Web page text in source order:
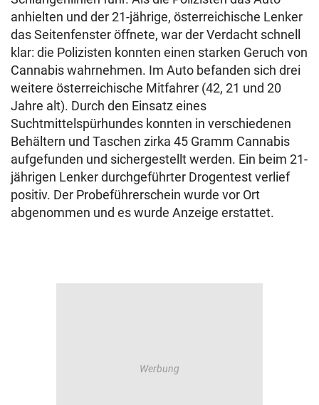
anhielten und der 21-jährige, österreichische Lenker
das Seitenfenster öffnete, war der Verdacht schnell
klar: die Polizisten konnten einen starken Geruch von
Cannabis wahrnehmen. Im Auto befanden sich drei
weitere österreichische Mitfahrer (42, 21 und 20
Jahre alt). Durch den Einsatz eines
Suchtmittelspürhundes konnten in verschiedenen
Behältern und Taschen zirka 45 Gramm Cannabis
aufgefunden und sichergestellt werden. Ein beim 21-
jährigen Lenker durchgeführter Drogentest verlief
positiv. Der Probeführerschein wurde vor Ort
abgenommen und es wurde Anzeige erstattet.